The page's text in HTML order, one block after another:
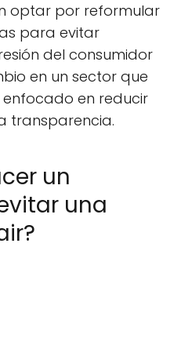
optar por reformular
para evitar
del consumidor
en un sector que
en reducir
transparencia.
un
una